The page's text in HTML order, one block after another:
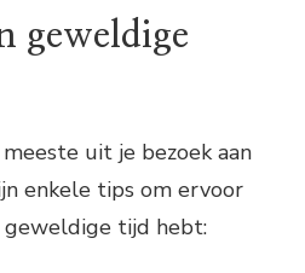
geweldige
uit je bezoek aan
enkele tips om ervoor
tijd hebt: